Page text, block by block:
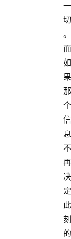
一
切
。
而
如
果
那
个
信
息
不
再
决
定
此
刻
的